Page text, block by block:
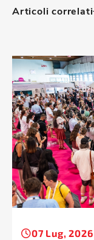
Articoli correlati
07 Lug, 2026